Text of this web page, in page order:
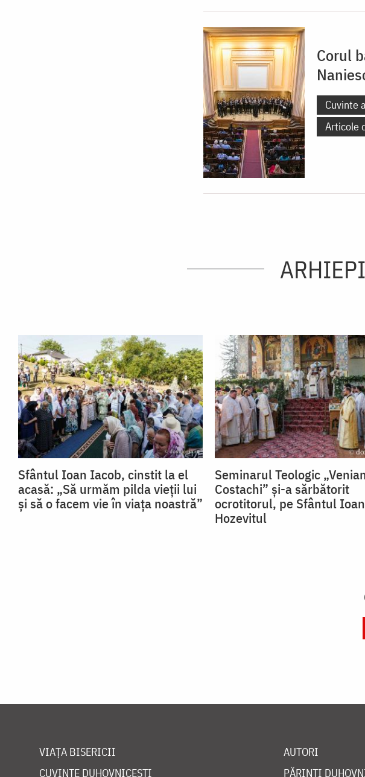
Corul
Cuvinte
Articole
Sfântul Ioan Iacob, cinstit la el
acasă: „Să urmăm pilda vieții lui
și să o facem vie în viața noastră”
Seminarul Teologic
Costachi” și-a sărbătorit
ocrotitorul, pe Sfântul
Hozevitul
VIAȚA BISERICII
CUVINTE DUHOVNICEȘTI
AUTORI
PĂRINȚI